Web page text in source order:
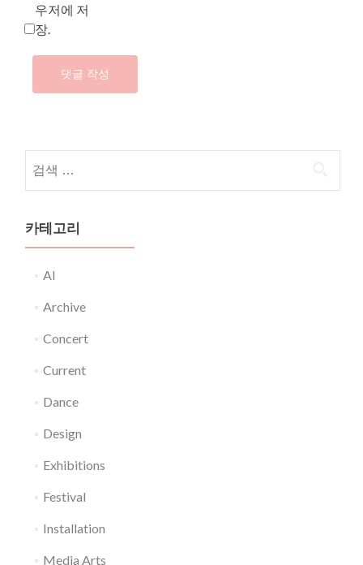
우저에 저
장.
카테고리
AI
Archive
Concert
Current
Dance
Design
Exhibitions
Festival
Installation
Media Arts